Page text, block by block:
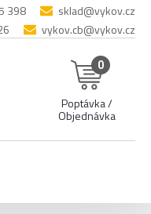
398
sklad@vykov.cz
vykov.cb@vykov.cz
0
Poptávka /
Objednávka